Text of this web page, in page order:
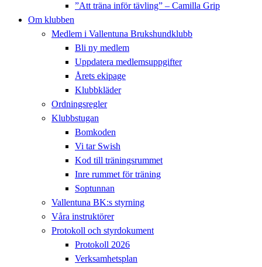
”Att träna inför tävling” – Camilla Grip
Om klubben
Medlem i Vallentuna Brukshundklubb
Bli ny medlem
Uppdatera medlemsuppgifter
Årets ekipage
Klubbkläder
Ordningsregler
Klubbstugan
Bomkoden
Vi tar Swish
Kod till träningsrummet
Inre rummet för träning
Soptunnan
Vallentuna BK:s styrning
Våra instruktörer
Protokoll och styrdokument
Protokoll 2026
Verksamhetsplan